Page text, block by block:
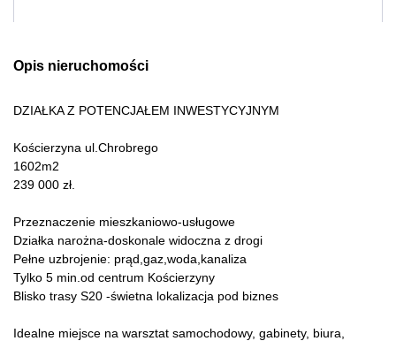
Opis nieruchomości
DZIAŁKA Z POTENCJAŁEM INWESTYCYJNYM
Kościerzyna ul.Chrobrego
1602m2
239 000 zł.
Przeznaczenie mieszkaniowo-usługowe
Działka narożna-doskonale widoczna z drogi
Pełne uzbrojenie: prąd,gaz,woda,kanaliza
Tylko 5 min.od centrum Kościerzyny
Blisko trasy S20 -świetna lokalizacja pod biznes
Idealne miejsce na warsztat samochodowy, gabinety, biura,